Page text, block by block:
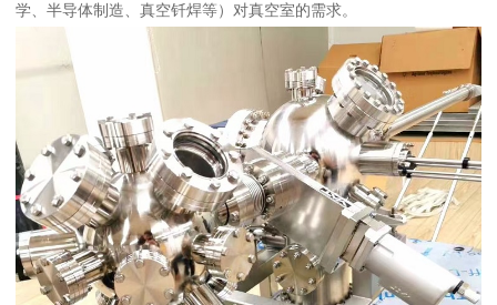
学、半导体制造、真空钎焊等）对真空室的需求。